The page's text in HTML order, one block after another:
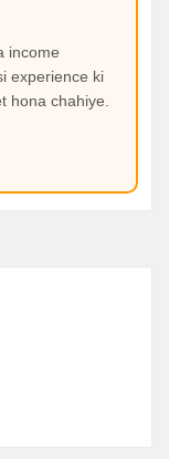
income
experience ki
hona chahiye.